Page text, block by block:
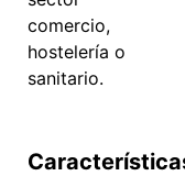
comercio,
hostelería o
sanitario.